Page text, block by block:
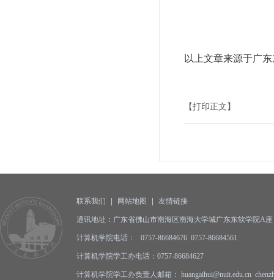
以上文章来源于广
【打印正文】
联系我们 网站地图 友情链接
通讯地址：广东省佛山市南海区南海大学城广东东软学院A
计算机学院电话： 0757-86684676 0757-86684561
计算机学院学工办电话：0757-86684627
计算机学院学工办负责人邮箱： huangaihui@nuit.edu.cn